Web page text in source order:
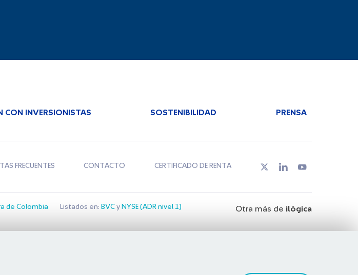
CON INVERSIONISTAS SOSTENIBILIDAD PRENSA
FRECUENTES CONTACTO CERTIFICADO DE RENTA
de Colombia Listados en: BVCy NYSE (ADR nivel 1) Otra más de ilógica